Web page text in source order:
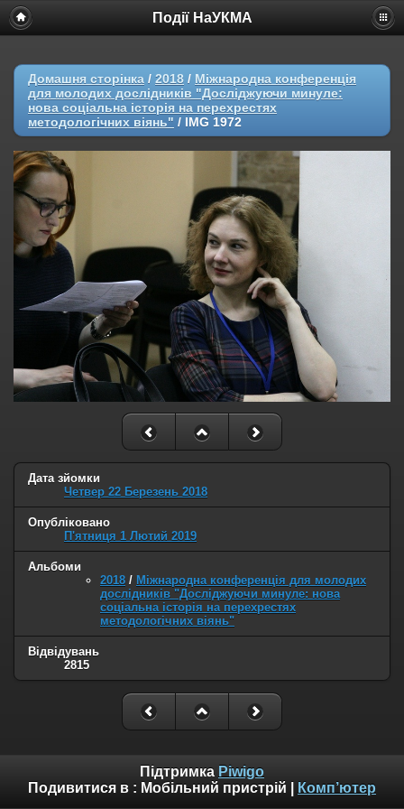
Події НаУКМА
Домашня сторінка / 2018 / Міжнародна конференція
для молодих дослідників "Досліджуючи минуле:
нова соціальна історія на перехрестях
методологічних віянь" / IMG 1972
Дата зйомки
Четвер 22 Березень 2018
Опубліковано
П'ятниця 1 Лютий 2019
Альбоми
2018 / Міжнародна конференція для молодих
дослідників "Досліджуючи минуле: нова
соціальна історія на перехрестях
методологічних віянь"
Відвідувань
2815
Підтримка Piwigo
Подивитися в : Мобільний пристрій Комп’ютер